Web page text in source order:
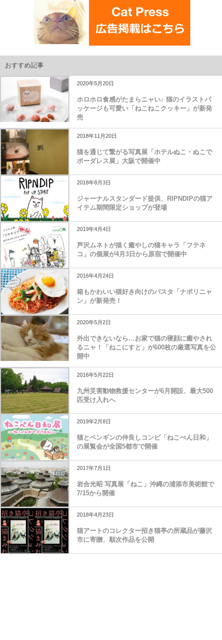
おすすめ記事
2020年5月20日
ホロホロ食感がたまらニャい♪ 猫のイラストパ
ッケージも可愛い「ねこねこクッキー」が新発
売
2018年11月20日
猫を通じて繋がる写真展「ホテルぬこ・ぬこで
ボーダレス展」大阪で開催中
2018年8月3日
ジャーナルスタンダード提供、RIPNDIPの猫ア
イテム期間限定ショップが登場
2019年4月4日
芦沢ムネトが描く癒やしの猫キャラ「フテネ
コ」の個展が4月3日から原宿で開催中
2016年4月24日
箱もかわいい猫好き向けのパスタ「ナポリニャ
ン」が新発売！
2020年5月2日
外出できないなら…お家で猫の寝顔に癒やされ
るニャ！「ねこにすと」が600枚の厳選写真を公
開中
2016年5月22日
九州災害動物救援センターが6月開設、最大500
匹受け入れへ
2019年2月8日
猫とペンギンの仲良しコンビ「ねこぺん日和」
の展覧会が全国5都市で開催
2017年7月1日
岩合光昭 写真展「ねこ」沖縄の浦添市美術館で
7/15から開催
2018年4月23日
猫アートのコレクター招き猫亭の所蔵品が藤沢
市に寄贈、順次作品を公開